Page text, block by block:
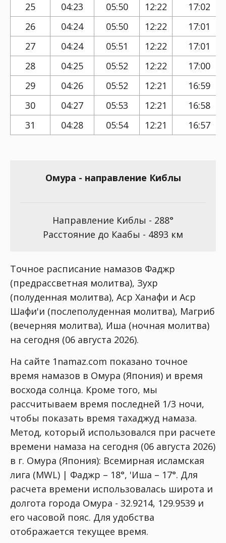
25 04:23 05:50 12:22
17:02
26
04:24 05:50 12:22
17:01
27
04:24 05:51 12:22
17:01
28
04:25 05:52 12:22
17:00
29
04:26 05:52 12:21
16:59
30
04:27 05:53 12:21
16:58
31
04:28 05:54 12:21 16:57
Омура - направление Киблы
Направление Киблы - 288°
Расстояние до Каабы - 4893 км
Точное расписание намазов Фаджр
(предрассветная молитва), Зухр
(полуденная молитва), Аср Ханафи и Аср
Шафи'и (послеполуденная молитва), Магриб
(вечерняя молитва), Иша (ночная молитва)
на сегодня (06 августа 2026).
На сайте 1namaz.com показано точное
время намазов в Омура (Япония) и время
восхода солнца. Кроме того, мы
рассчитываем время последней 1/3 ночи,
чтобы показать время тахаджуд намаза.
Метод, который использовался при расчете
времени намаза на сегодня (06 августа 2026)
в г. Омура (Япония): Всемирная исламская
лига (MWL) | Фаджр – 18°, 'Иша – 17°. Для
расчета времени использовалась широта и
долгота города Омура - 32.9214, 129.9539 и
его часовой пояс. Для удобства
отображается текущее время.